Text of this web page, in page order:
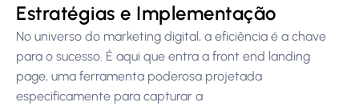
Estratégias e Implementação
No universo do marketing digital, a eficiência é a chave
para o sucesso. É aqui que entra a front end landing
page, uma ferramenta poderosa projetada
especificamente para capturar a